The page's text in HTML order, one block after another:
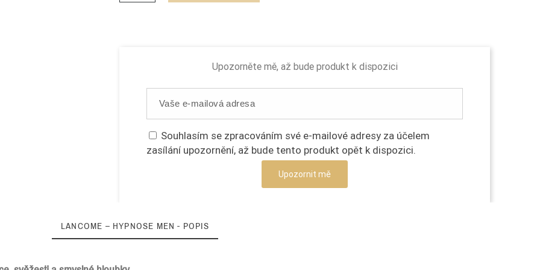
Upozorněte mě, až bude produkt k dispozici
Souhlasím se zpracováním své e-mailové adresy za účelem
zasílání upozornění, až bude tento produkt opět k dispozici.
Upozornit mě
LANCOME – HYPNOSE MEN - POPIS